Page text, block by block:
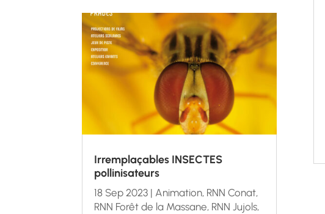
Irremplaçables INSECTES
pollinisateurs
18 Sep 2023 | Animation, RNN Conat,
RNN Forêt de la Massane, RNN Jujols,